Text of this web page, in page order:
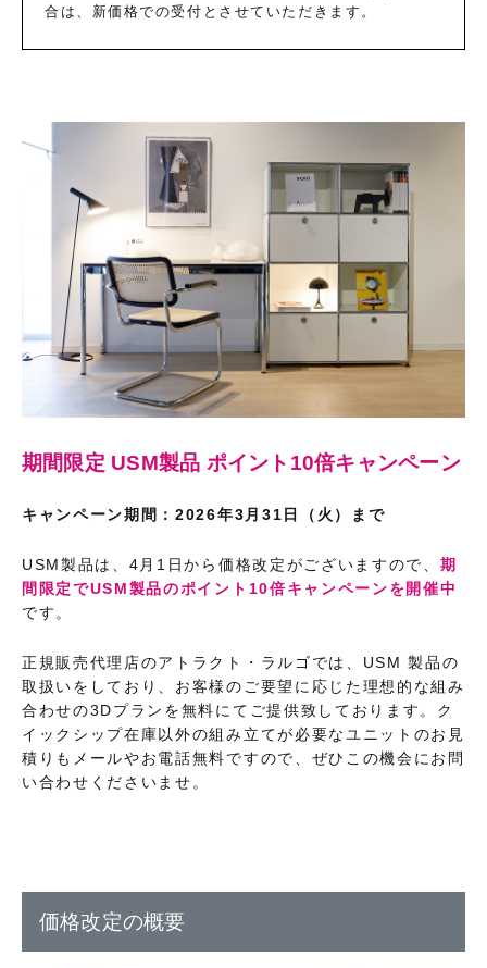
合は、新価格での受付とさせていただきます。
期間限定 USM製品 ポイント10倍キャンペーン
キャンペーン期間：2026年3月31日（火）まで
USM製品は、4月1日から価格改定がございますので、 期
間限定でUSM製品のポイント10倍キャンペーンを開催中
です。
正規販売代理店のアトラクト・ラルゴでは、USM 製品の
取扱いをしており、お客様のご要望に応じた理想的な組み
合わせの3Dプランを無料にてご提供致しております。ク
イックシップ在庫以外の組み立てが必要なユニットのお見
積りもメールやお電話無料ですので、ぜひこの機会にお問
い合わせくださいませ。
価格改定の概要